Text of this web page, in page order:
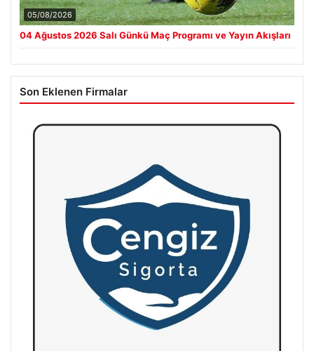
05/08/2026
04 Ağustos 2026 Salı Günkü Maç Programı ve Yayın Akışları
Son Eklenen Firmalar